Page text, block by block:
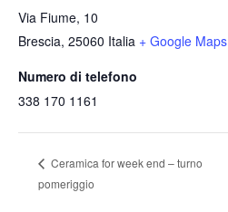
Via Fiume, 10
Brescia, 25060 Italia + Google Maps
Numero di telefono
338 170 1161
Ceramica for week end – turno
pomeriggio